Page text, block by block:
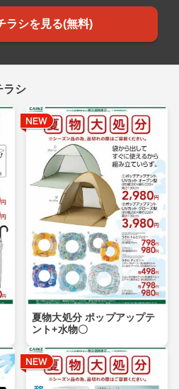
ラシを見る(無料)
ラシ
夏物大処分 ポップアップテ
ント+水物〇